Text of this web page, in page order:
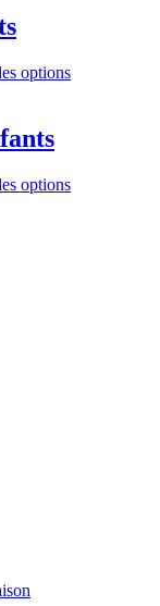
options
options